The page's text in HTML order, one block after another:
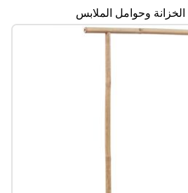
وحوامل الملابس